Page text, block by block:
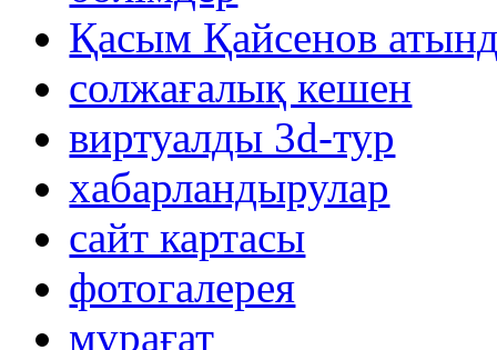
Қасым Қайсенов
солжағалық кешен
виртуалды 3d-тур
xабарландырулар
сайт картасы
фотогалерея
мұрағат